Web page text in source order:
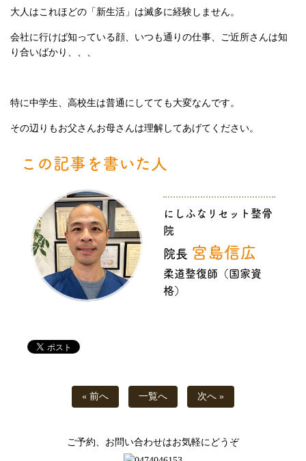
大人はこれほどの「新生活」は滅多に経験しません。
会社に行けば知っている顔、いつも通りの仕事、ご近所さんは知
り合いばかり、、、
特に中学生、高校生は普通にしてても大変なんです。
その辺りもお父さんお母さんは理解してあげてください。
この記事を書いた人
にしふなリセット整骨
院
院長 宮島信広
柔道整復師（国家資
格）
« 前へ 一覧へ 次へ »
ご予約、お問い合わせはお気軽にどうぞ